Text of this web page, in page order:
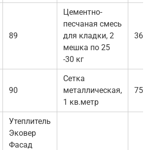
89
Цементно-
песчаная смесь
для кладки, 2
мешка по 25
-30 кг
360
90
Сетка
металлическая,
1 кв.метр
75
Утеплитель
Эковер
Фасад